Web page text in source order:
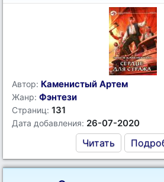
Автор: Каменистый Артем
Жанр: Фэнтези
Страниц: 131
Дата добавления: 26-07-2020
Читать